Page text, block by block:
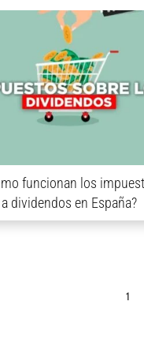
funcionan los
a dividendos en España?
1